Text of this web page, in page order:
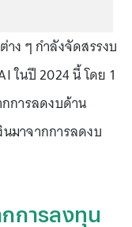
ง ๆ กำลังจัดสรรงบ
ในปี 2024 นี้ โดย 1
กการลดงบด้าน
นมาจากการลดงบ
การลงทุน